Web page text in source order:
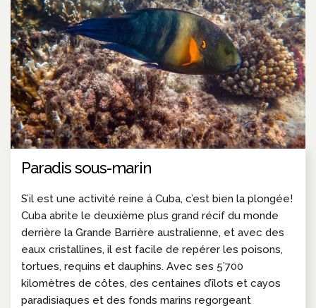
Paradis sous-marin
S’il est une activité reine à Cuba, c’est bien la plongée!
Cuba abrite le deuxième plus grand récif du monde
derrière la Grande Barrière australienne, et avec des
eaux cristallines, il est facile de repérer les poisons,
tortues, requins et dauphins. Avec ses 5’700
kilomètres de côtes, des centaines d’îlots et cayos
paradisiaques et des fonds marins regorgeant